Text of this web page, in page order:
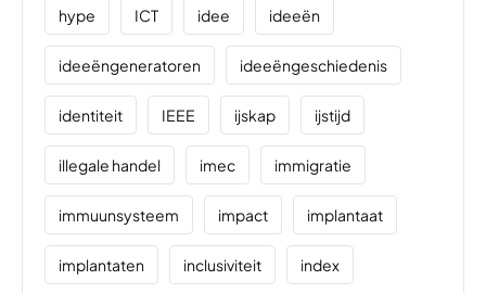
hype ICT idee ideeën
ideeëngeneratoren ideeëngeschiedenis
identiteit IEEE ijskap ijstijd
illegale handel imec immigratie
immuunsysteem impact implantaat
implantaten inclusiviteit index